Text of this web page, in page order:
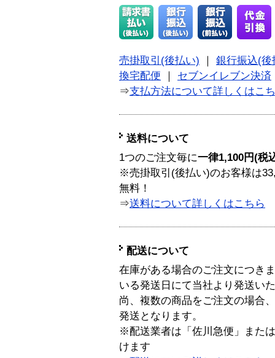
売掛取引(後払い)
銀行振込(後
換宅配便
セブンイレブン決済
⇒支払方法について詳しくはこ
送料について
1つのご注文毎に一律1,100円(税
※売掛取引(後払い)のお客様は
無料！
⇒送料について詳しくはこちら
配送について
在庫がある場合のご注文につき
いる発送日にて当社より発送い
尚、複数の商品をご注文の場合
発送となります。
※配送業者は「佐川急便」また
けます